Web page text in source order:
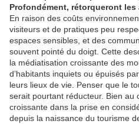
Profondément, rétorqueront les
En raison des coûts
visiteurs et de pratiques peu
espaces sensibles, et des
souvent pointé du doigt. Cette
la médiatisation croissante des
d’habitants inquiets ou épuisés
leurs lieux de vie. Penser que le
serait pourtant réducteur. Bien au
croissante dans la prise en
depuis la naissance du tourisme